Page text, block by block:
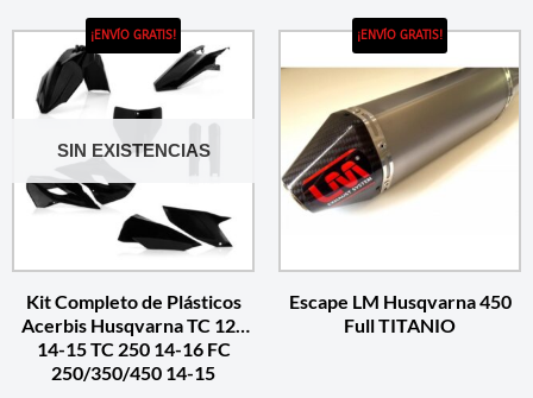
SIN EXISTENCIAS
¡ENVÍO GRATIS!
Kit Completo de Plásticos
Acerbis Husqvarna TC 125
14-15 TC 250 14-16 FC
250/350/450 14-15
¡ENVÍO GRATIS!
Escape LM Husqvarna 450
Full TITANIO